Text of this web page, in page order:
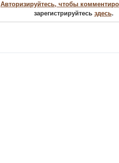
Авторизируйтесь, чтобы
зарегистрируйтесь здесь.